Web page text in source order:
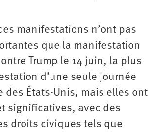
manifestations n’ont pas
que la manifestation
Trump le 14 juin, la plus
d’une seule journée
des États-Unis, mais elles ont
significatives, avec des
droits civiques tels que